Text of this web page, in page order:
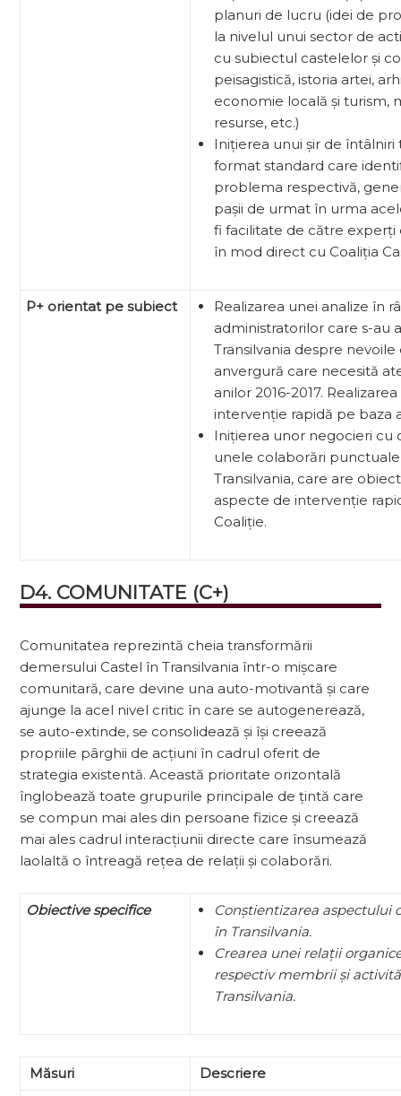
planuri de lucru (idei de
la nivelul unui sector de
cu subiectul castelelor și
peisagistică, istoria artei,
economie locală și turism,
resurse, etc.)
Inițierea unui șir de
format standard care
problema respectivă,
pașii de urmat în urma
fi facilitate de către
în mod direct cu Coaliția
P+ orientat pe subiect
Realizarea unei analize în
administratorilor care s-au
Transilvania despre
anvergură care necesită
anilor 2016-2017.
intervenție rapidă pe baza
Inițierea unor negocieri cu
unele colaborări
Transilvania, care are
aspecte de intervenție
Coaliție.
D4. COMUNITATE (C+)
Comunitatea reprezintă cheia transformării
demersului Castel în Transilvania într-o mișcare
comunitară, care devine una auto-motivantă și care
ajunge la acel nivel critic în care se autogenerează,
se auto-extinde, se consolidează și își creează
propriile pârghii de acțiuni în cadrul oferit de
strategia existentă. Această prioritate orizontală
înglo­bează toate grupurile principale de țintă care
se compun mai ales din persoane fizice și creează
mai ales cadrul interacțiunii directe care însumează
laolaltă o întreagă rețea de relații și colaborări.
Obiective specifice
Conștientizarea aspectului
în Transilvania.
Crearea unei relații
respectiv membrii și
Transilvania.
Măsuri
Descriere